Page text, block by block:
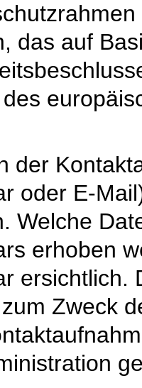
das auf
der
oder E-
Welche
erhoben
ersichtlich.
Zweck